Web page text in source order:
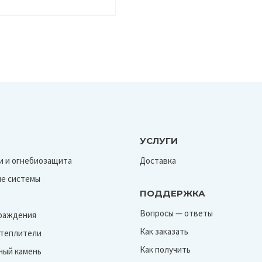
и огнебиозащита
системы
камень
УСЛУГИ
Доставка
ПОДДЕРЖКА
Вопросы — ответы
Как заказать
Как получить